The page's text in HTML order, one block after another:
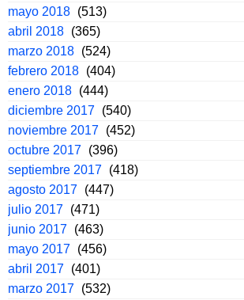
mayo 2018 (513)
abril 2018 (365)
marzo 2018 (524)
febrero 2018 (404)
enero 2018 (444)
diciembre 2017 (540)
noviembre 2017 (452)
octubre 2017 (396)
septiembre 2017 (418)
agosto 2017 (447)
julio 2017 (471)
junio 2017 (463)
mayo 2017 (456)
abril 2017 (401)
marzo 2017 (532)